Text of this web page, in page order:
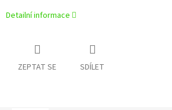
Detailní informace
ZEPTAT SE SDÍLET